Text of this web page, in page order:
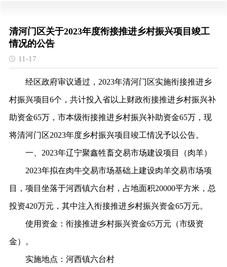
清河门区关于2023年度衔接推进乡村振兴项目竣工
情况的公告
11-17
经区政府审议通过， 2023年清河门区实施衔接推进乡
村振兴项目6个，共计投入省以上财政衔接推进乡村振兴补
助资金65万，市本级衔接推进乡村振兴补助资金65万，现
将清河门区2023年度乡村振兴项目竣工情况予以公告。
一、 2023年辽宁聚鑫牲畜交易市场建设项目（肉羊）
2023年拟在肉牛交易市场基础上建设肉羊交易市场项
目，项目坐落于河西镇六台村，占地面积20000平方米，总
投资420万元，其中注入衔接推进乡村振兴资金65万元。
使用资金： 衔接推进乡村振兴资金65万元（市级资
金）。
实施地点： 河西镇六台村